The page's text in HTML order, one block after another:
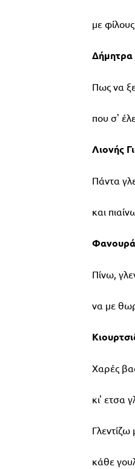
με
Δήμητρα
Πως να
που σ'
Λιονής
Πάντα
και
Πίνω,
να με
Χαρές
κι' ετσα
Γλεντίζω
κάθε